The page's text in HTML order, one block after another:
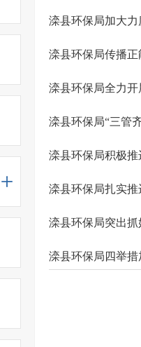
滦县环保局加大
滦县环保局传播
滦县环保局全力
滦县环保局“三管
滦县环保局积极
滦县环保局扎实
滦县环保局突出
滦县环保局四举